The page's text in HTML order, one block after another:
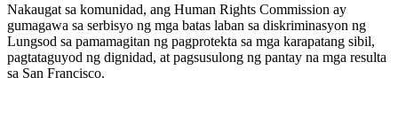
Nakaugat sa komunidad, ang Human Rights Commission ay
gumagawa sa serbisyo ng mga batas laban sa diskriminasyon ng
Lungsod sa pamamagitan ng pagprotekta sa mga karapatang sibil,
pagtataguyod ng dignidad, at pagsusulong ng pantay na mga resulta
sa San Francisco.